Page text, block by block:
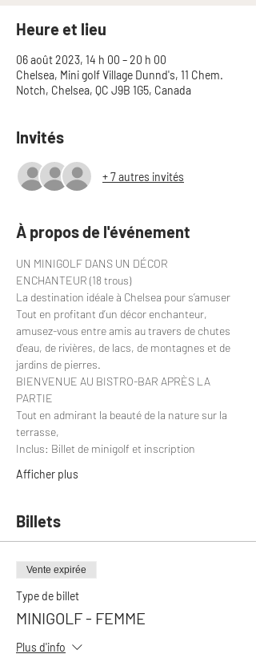
Heure et lieu
06 août 2023, 14 h 00 – 20 h 00
Chelsea, Mini golf Village Dunnd's, 11 Chem.
Notch, Chelsea, QC J9B 1G5, Canada
Invités
+ 7 autres invités
À propos de l'événement
UN MINIGOLF DANS UN DÉCOR
ENCHANTEUR (18 trous)
La destination idéale à Chelsea pour s’amuser
Tout en profitant d’un décor enchanteur,
amusez-vous entre amis au travers de chutes
d’eau, de rivières, de lacs, de montagnes et de
jardins de pierres.
BIENVENUE AU BISTRO-BAR APRÈS LA
PARTIE
Tout en admirant la beauté de la nature sur la
terrasse,
Inclus: Billet de minigolf et inscription
Afficher plus
Billets
Vente expirée
Type de billet
MINIGOLF - FEMME
Plus d'info